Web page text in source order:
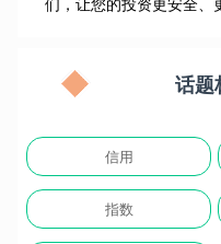
话题
信用
指数